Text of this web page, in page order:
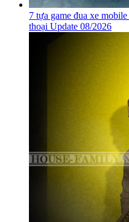
7 tựa game đua xe
thoại Update 08/2026